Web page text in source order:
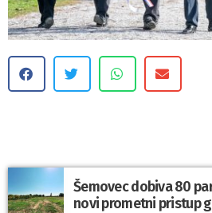
Šemovec dobiva 80
novi prometni pristup